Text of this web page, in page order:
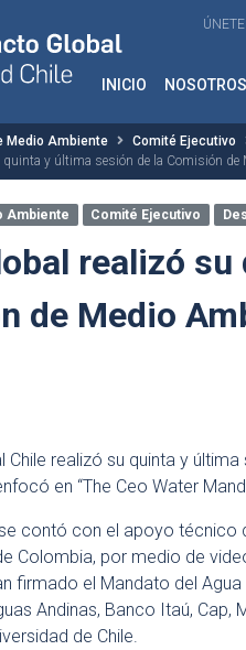
INICIO NOSOTROS
Medio Ambiente Comité Ejecutivo
quinta y última sesión de la Comisión de
Ambiente Comité Ejecutivo
realizó
de Medio
Chile realizó su quinta y
en “The Ceo Water
contó con el apoyo técnico
Colombia, por medio de
firmado el Mandato del
Andinas, Banco Itaú, Cap,
de Chile.